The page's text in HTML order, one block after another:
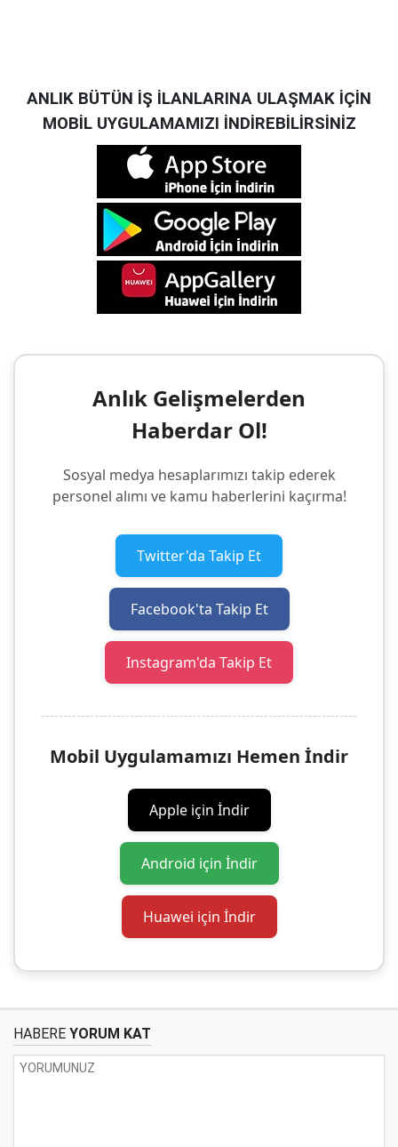
ANLIK BÜTÜN İŞ İLANLARINA ULAŞMAK İÇİN
MOBİL UYGULAMAMIZI İNDİREBİLİRSİNİZ
Anlık Gelişmelerden
Haberdar Ol!
Sosyal medya hesaplarımızı takip ederek
personel alımı ve kamu haberlerini kaçırma!
Twitter'da Takip Et
Facebook'ta Takip Et
Instagram'da Takip Et
Mobil Uygulamamızı Hemen İndir
Apple için İndir
Android için İndir
Huawei için İndir
HABERE YORUM KAT